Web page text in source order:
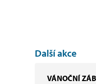
Další akce
VÁNOČNÍ